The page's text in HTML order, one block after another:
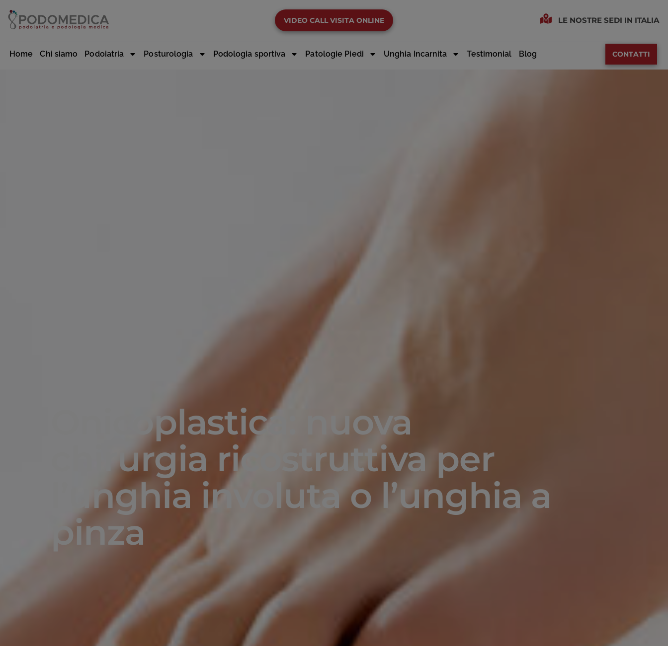
VIDEO CALL VISITA ONLINE LE NOSTRE SEDI IN ITALIA
Home Chi siamo Podoiatria Posturologia Podologia sportiva Patologie Piedi Unghia Incarnita Testimonial Blog CONTATTI
Onicoplastica: nuova
chirurgia ricostruttiva per
l’unghia involuta o l’unghia a
pinza